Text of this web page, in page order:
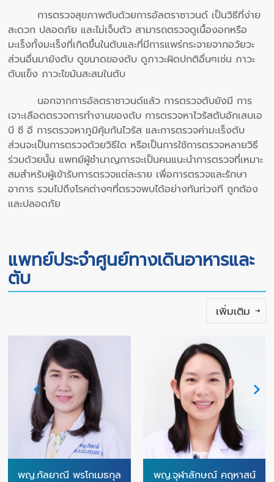
การตรวจสุขภาพตับด้วยการอัลตราซาวนด์ เป็นวิธีที่ง่าย
สะดวก ปลอดภัย และไม่เจ็บตัว สามารถตรวจดูเนื้องอกหรือ
มะเร็งทั้งมะเร็งที่เกิดขึ้นในตับและที่มีการแพร่กระจายจากอวัยวะ
ส่วนอื่นมายังตับ ดูขนาดของตับ ดูภาวะผิดปกติอื่นๆเช่น ภาวะ
ตับแข็ง ภาวะไขมันสะสมในตับ
นอกจากการอัลตราซาวนด์แล้ว การตรวจตับยังมี การ
เจาะเลือดตรวจการทำงานของตับ การตรวจหาไวรัสตับอักเสบเอ
บี ซี อี การตรวจหาภูมิคุ้มกันไวรัส และการตรวจค่ามะเร็งตับ
ส่วนจะเป็นการตรวจด้วยวิธีใด หรือเป็นการใช้การตรวจหลายวิธี
ร่วมด้วยนั้น แพทย์ผู้ชำนาญการจะเป็นคนแนะนำการตรวจที่เหมาะ
สมสำหรับผู้เข้ารับการตรวจแต่ละราย เพื่อการตรวจและรักษา
อาการ รวมไปถึงโรคต่างๆที่ตรวจพบได้อย่างทันท่วงที ถูกต้อง
และปลอดภัย
แพทย์ประจำศูนย์ทางเดินอาหารและ
ตับ
เพิ่มเติม
พญ.กัลยาณี พรโกเมธกุล พญ.จุฬาลักษณ์ คฤหาสน์